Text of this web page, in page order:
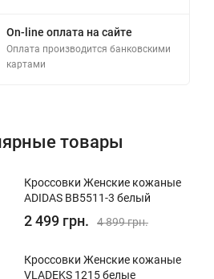
On-line оплата на сайте
Оплата производится банковскими
картами
товары
Кроссовки Женские кожаные
ADIDAS BB5511-3 белый
2 499 грн. 4 899 грн.
Кроссовки Женские кожаные
VLADEKS 1215 белые